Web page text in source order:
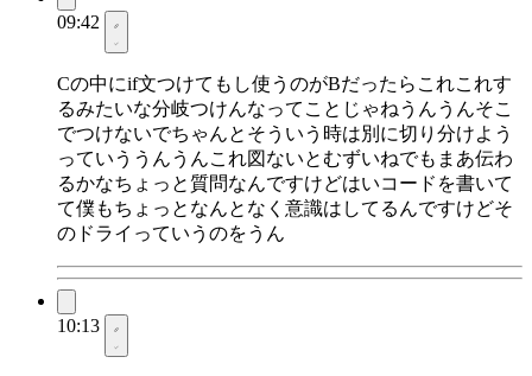
09:42
Cの中にif文つけてもし使うのがBだったらこれこれす
るみたいな分岐つけんなってことじゃねうんうんそこ
でつけないでちゃんとそういう時は別に切り分けよう
っていううんうんこれ図ないとむずいねでもまあ伝わ
るかなちょっと質問なんですけどはいコードを書いて
て僕もちょっとなんとなく意識はしてるんですけどそ
のドライっていうのをうん
10:13